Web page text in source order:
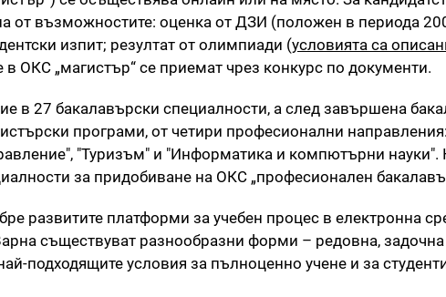
от възможностите: оценка от ДЗИ (положен в периода
изпит; резултат от олимпиади (условията са
в ОКС „магистър“ се приемат чрез конкурс по документи.
в 27 бакалавърски специалности, а след завършена
програми, от четири професионални
"Туризъм" и "Информатика и компютърни науки".
за придобиване на ОКС „професионален
развитите платформи за учебен процес в електронна
съществуват разнообразни форми – редовна,
подходящите условия за пълноценно учене и за